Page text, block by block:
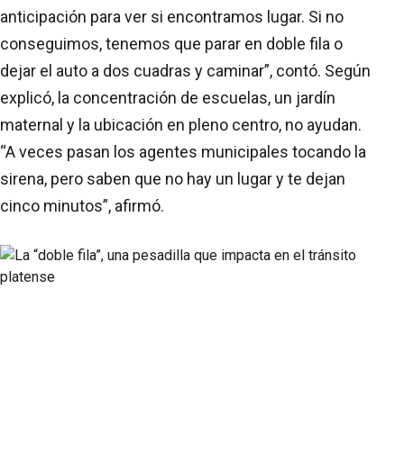
anticipación para ver si encontramos lugar. Si no
conseguimos, tenemos que parar en doble fila o
dejar el auto a dos cuadras y caminar”, contó. Según
explicó, la concentración de escuelas, un jardín
maternal y la ubicación en pleno centro, no ayudan.
“A veces pasan los agentes municipales tocando la
sirena, pero saben que no hay un lugar y te dejan
cinco minutos”, afirmó.